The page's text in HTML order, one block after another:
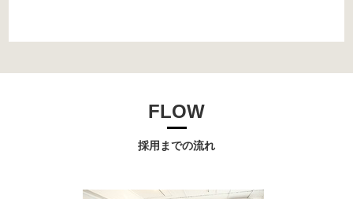
FLOW
採用までの流れ